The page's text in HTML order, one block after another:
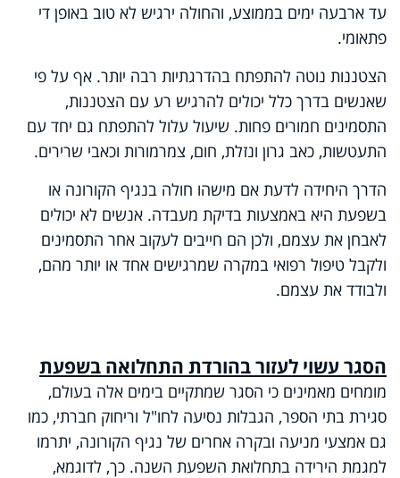
עד ארבעה ימים בממוצע, והחולה ירגיש לא טוב באופן די
פתאומי.
הצטננות נוטה להתפתח בהדרגתיות רבה יותר. אף על פי
שאנשים בדרך כלל יכולים להרגיש רע עם הצטננות,
התסמינים חמורים פחות. שיעול עלול להתפתח גם יחד עם
התעטשות, כאב גרון ונזלת, חום, צמרמורות וכאבי שרירים.
הדרך היחידה לדעת אם מישהו חולה בנגיף הקורונה או
בשפעת היא באמצעות בדיקת מעבדה. אנשים לא יכולים
לאבחן את עצמם, ולכן הם חייבים לעקוב אחר התסמינים
ולקבל טיפול רפואי במקרה שמרגישים אחד או יותר מהם,
ולבודד את עצמם.
הסגר עשוי לעזור בהורדת התחלואה בשפעת
מומחים מאמינים כי הסגר שמתקיים בימים אלה בעולם,
סגירת בתי הספר, הגבלות נסיעה לחו"ל וריחוק חברתי, כמו
גם אמצעי מניעה ובקרה אחרים של נגיף הקורונה, יתרמו
למגמת הירידה בתחלואת השפעת השנה. כך, לדוגמא,